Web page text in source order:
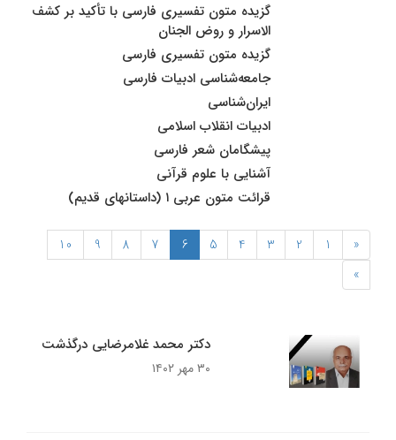
گزیده متون تفسیری فارسی با تأکید بر کشف
الاسرار و روض الجنان
گزیده متون تفسیری فارسی
جامعه‌شناسی ادبیات فارسی
ایران‌شناسی
ادبیات انقلاب اسلامی
پیشگامان شعر فارسی
آشنایی با علوم قرآنی
قرائت متون عربی ۱ (داستانهای قدیم)
«
1
2
3
4
5
6
7
8
9
10
»
دکتر محمد غلامرضایی درگذشت
۳۰ مهر ۱۴۰۲